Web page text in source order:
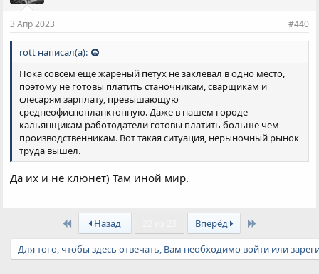
3 Апр 2023 #440
rott написал(а):
Пока совсем еще жареный петух не заклевал в одно место,
поэтому не готовы платить станочникам, сварщикам и
слесарям зарплату, превышающую
среднеофиснопланктонную. Даже в нашем городе
кальянщикам работодатели готовы платить больше чем
производственникам. Вот такая ситуация, нерыночный рынок
труда вышел.
Да их и не клюнет) Там иной мир.
First Назад Вперёд
Для того, чтобы здесь отвечать, Вам необходимо войти или